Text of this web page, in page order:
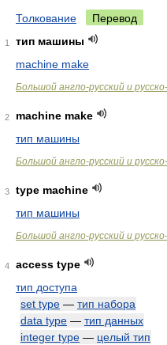
Толкование Перевод
1
тип машины
machine make
Большой англо-русский и
2
machine make
тип машины
Большой англо-русский и
3
type machine
тип машины
Большой англо-русский и
4
access type
тип доступа
set type — тип набора
data type — тип данных
integer type — целый тип